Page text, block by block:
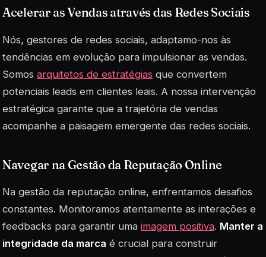
Acelerar as Vendas através das Redes Sociais
Nós, gestores de redes sociais, adaptamo-nos às
tendências em evolução para impulsionar as vendas.
Somos arquitetos de estratégias que convertem
potenciais leads em clientes leais. A nossa intervenção
estratégica garante que a trajetória de vendas
acompanhe a paisagem emergente das redes sociais.
Navegar na Gestão da Reputação Online
Na gestão da reputação online, enfrentamos desafios
constantes. Monitoramos atentamente as interações e
feedbacks para garantir uma imagem positiva. Manter a
integridade da marca é crucial para construir